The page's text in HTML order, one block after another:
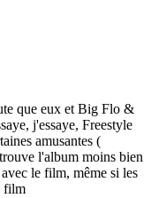
que eux et Big Flo &
j'essaye, Freestyle
amusantes (
l'album moins bien
le film, même si les
film